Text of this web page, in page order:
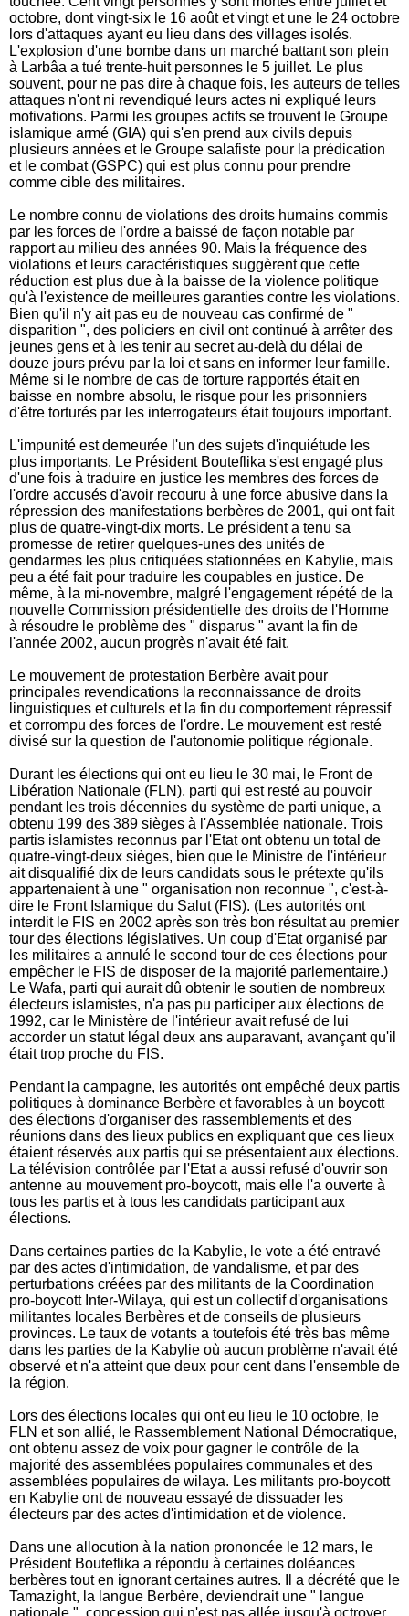
octobre, dont vingt-six le 16 août et vingt et une le 24 octobre
lors d'attaques ayant eu lieu dans des villages isolés.
L'explosion d'une bombe dans un marché battant son plein
à Larbâa a tué trente-huit personnes le 5 juillet. Le plus
souvent, pour ne pas dire à chaque fois, les auteurs de telles
attaques n'ont ni revendiqué leurs actes ni expliqué leurs
motivations. Parmi les groupes actifs se trouvent le Groupe
islamique armé (GIA) qui s'en prend aux civils depuis
plusieurs années et le Groupe salafiste pour la prédication
et le combat (GSPC) qui est plus connu pour prendre
comme cible des militaires.
Le nombre connu de violations des droits humains commis
par les forces de l'ordre a baissé de façon notable par
rapport au milieu des années 90. Mais la fréquence des
violations et leurs caractéristiques suggèrent que cette
réduction est plus due à la baisse de la violence politique
qu'à l'existence de meilleures garanties contre les violations.
Bien qu'il n'y ait pas eu de nouveau cas confirmé de "
disparition ", des policiers en civil ont continué à arrêter des
jeunes gens et à les tenir au secret au-delà du délai de
douze jours prévu par la loi et sans en informer leur famille.
Même si le nombre de cas de torture rapportés était en
baisse en nombre absolu, le risque pour les prisonniers
d'être torturés par les interrogateurs était toujours important.
L'impunité est demeurée l'un des sujets d'inquiétude les
plus importants. Le Président Bouteflika s'est engagé plus
d'une fois à traduire en justice les membres des forces de
l'ordre accusés d'avoir recouru à une force abusive dans la
répression des manifestations berbères de 2001, qui ont fait
plus de quatre-vingt-dix morts. Le président a tenu sa
promesse de retirer quelques-unes des unités de
gendarmes les plus critiquées stationnées en Kabylie, mais
peu a été fait pour traduire les coupables en justice. De
même, à la mi-novembre, malgré l'engagement répété de la
nouvelle Commission présidentielle des droits de l'Homme
à résoudre le problème des " disparus " avant la fin de
l'année 2002, aucun progrès n'avait été fait.
Le mouvement de protestation Berbère avait pour
principales revendications la reconnaissance de droits
linguistiques et culturels et la fin du comportement répressif
et corrompu des forces de l'ordre. Le mouvement est resté
divisé sur la question de l'autonomie politique régionale.
Durant les élections qui ont eu lieu le 30 mai, le Front de
Libération Nationale (FLN), parti qui est resté au pouvoir
pendant les trois décennies du système de parti unique, a
obtenu 199 des 389 sièges à l'Assemblée nationale. Trois
partis islamistes reconnus par l'Etat ont obtenu un total de
quatre-vingt-deux sièges, bien que le Ministre de l'intérieur
ait disqualifié dix de leurs candidats sous le prétexte qu'ils
appartenaient à une " organisation non reconnue ", c'est-à-
dire le Front Islamique du Salut (FIS). (Les autorités ont
interdit le FIS en 2002 après son très bon résultat au premier
tour des élections législatives. Un coup d'Etat organisé par
les militaires a annulé le second tour de ces élections pour
empêcher le FIS de disposer de la majorité parlementaire.)
Le Wafa, parti qui aurait dû obtenir le soutien de nombreux
électeurs islamistes, n'a pas pu participer aux élections de
1992, car le Ministère de l'intérieur avait refusé de lui
accorder un statut légal deux ans auparavant, avançant qu'il
était trop proche du FIS.
Pendant la campagne, les autorités ont empêché deux partis
politiques à dominance Berbère et favorables à un boycott
des élections d'organiser des rassemblements et des
réunions dans des lieux publics en expliquant que ces lieux
étaient réservés aux partis qui se présentaient aux élections.
La télévision contrôlée par l'Etat a aussi refusé d'ouvrir son
antenne au mouvement pro-boycott, mais elle l'a ouverte à
tous les partis et à tous les candidats participant aux
élections.
Dans certaines parties de la Kabylie, le vote a été entravé
par des actes d'intimidation, de vandalisme, et par des
perturbations créées par des militants de la Coordination
pro-boycott Inter-Wilaya, qui est un collectif d'organisations
militantes locales Berbères et de conseils de plusieurs
provinces. Le taux de votants a toutefois été très bas même
dans les parties de la Kabylie où aucun problème n'avait été
observé et n'a atteint que deux pour cent dans l'ensemble de
la région.
Lors des élections locales qui ont eu lieu le 10 octobre, le
FLN et son allié, le Rassemblement National Démocratique,
ont obtenu assez de voix pour gagner le contrôle de la
majorité des assemblées populaires communales et des
assemblées populaires de wilaya. Les militants pro-boycott
en Kabylie ont de nouveau essayé de dissuader les
électeurs par des actes d'intimidation et de violence.
Dans une allocution à la nation prononcée le 12 mars, le
Président Bouteflika a répondu à certaines doléances
berbères tout en ignorant certaines autres. Il a décrété que le
Tamazight, la langue Berbère, deviendrait une " langue
nationale ", concession qui n'est pas allée jusqu'à octroyer